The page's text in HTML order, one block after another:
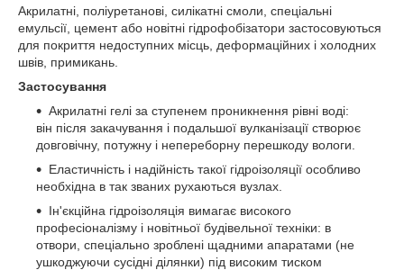
Акрилатні, поліуретанові, силікатні смоли, спеціальні
емульсії, цемент або новітні гідрофобізатори застосовуються
для покриття недоступних місць, деформаційних і холодних
швів, примикань.
Застосування
Акрилатні гелі за ступенем проникнення рівні воді:
він після закачування і подальшої вулканізації створює
довговічну, потужну і непереборну перешкоду вологи.
Еластичність і надійність такої гідроізоляції особливо
необхідна в так званих рухаються вузлах.
Ін'єкційна гідроізоляція вимагає високого
професіоналізму і новітньої будівельної техніки: в
отвори, спеціально зроблені щадними апаратами (не
ушкоджуючи сусідні ділянки) під високим тиском